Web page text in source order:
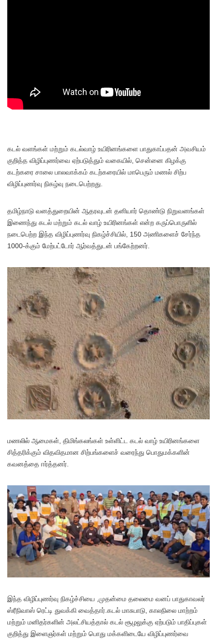
கடல் வளங்கள் மற்றும் கடல்வாழ் உயிரினங்களை பாதுகாப்பதன் அவசியம்
குறித்த விழிப்புணர்வை ஏற்படுத்தும் வகையில், சென்னை கிழக்கு
கடற்கரை சாலை பாலவாக்கம் கடற்கரையில் மாபெரும் மணல் சிற்ப
விழிப்புணர்வு நிகழ்வு நடைபெற்றது.
தமிழ்நாடு வனத்துறையின் ஆதரவுடன் தனியார் தொண்டு நிறுவனங்கள்
இணைந்து ​கடல் மற்றும் கடல் வாழ் உயிரினங்கள் என்ற கருப்பொருளில்
நடைபெற்ற இந்த விழிப்புணர்வு நிகழ்ச்சியில், 150 அணிகளைச் சேர்ந்த
1000-க்கும் மேற்பட்டோர் ஆர்வத்துடன் பங்கேற்றனர்.
மணலில் ஆமைகள், திமிங்கலங்கள் உள்ளிட்ட கடல் வாழ் உயிரினங்களை
சித்தரிக்கும் விதவிதமான சிற்பங்களைச் வரைந்து பொதுமக்களின்
கவனத்தை ஈர்த்தனர்.
​​இந்த விழிப்புணர்வு நிகழ்ச்சியை ,முதன்மை தலைமை வனப் பாதுகாவலர்
ஸ்ரீநிவாஸ் ரெட்டி துவக்கி வைத்தார்.கடல் மாசுபாடு, காலநிலை மாற்றம்
மற்றும் மனிதர்களின் அலட்சியத்தால் கடல் சூழலுக்கு ஏற்படும் பாதிப்புகள்
குறித்து இளைஞர்கள் மற்றும் பொது மக்களிடையே விழிப்புணர்வை